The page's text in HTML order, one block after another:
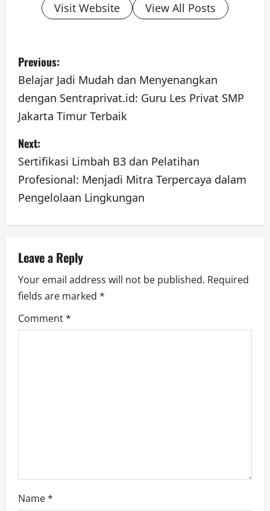
Visit Website View All Posts
P
o
s
t
n
a
v
i
g
a
t
i
Previous:
Belajar Jadi Mudah dan Menyenangkan
dengan Sentraprivat.id: Guru Les Privat SMP
Jakarta Timur Terbaik
Next:
Sertifikasi Limbah B3 dan Pelatihan
Profesional: Menjadi Mitra Terpercaya dalam
Pengelolaan Lingkungan
Leave a Reply
Your email address will not be published. Required
fields are marked *
Comment*
Name*